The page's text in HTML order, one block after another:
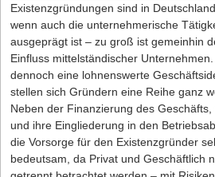
Heute verwenden viele Menschen
Waren kaufen und verkaufen oder für
Das liegt daran, dass diese
Geld erfüllt:
Sie ist eine Werteinheit.
Sie dient als Tauschmittel
Es ist ein Wertaufbewahrungsmittel
Existenzgründungen sind in
wenn auch die unternehmerische
ausgeprägt ist – zu groß ist gemeinhin
Einfluss mittelständischer
dennoch eine lohnenswerte
stellen sich Gründern eine Reihe ganz
Neben der Finanzierung des
und ihre Eingliederung in den
die Vorsorge für den Existenzgründer
bedeutsam, da Privat und Geschäftlich